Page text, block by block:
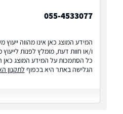
055-4533077
המידע המוצג כאן אינו מהווה
ו/או חוות דעת, מומלץ לפנות
כל הסתמכות על המידע המוצג כאן
הגלישה באתר היא בכפוף לתקנון